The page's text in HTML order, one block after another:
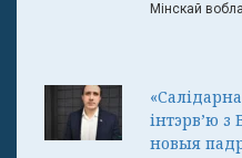
Мінскай
інтэрв’ю
новыя